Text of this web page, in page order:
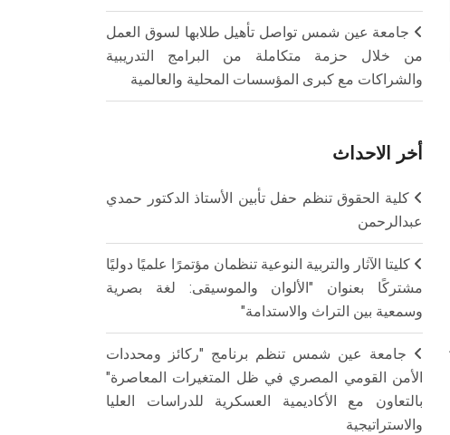
جامعة عين شمس تواصل تأهيل طلابها لسوق العمل
من خلال حزمة متكاملة من البرامج التدريبية
والشراكات مع كبرى المؤسسات المحلية والعالمية
أخر الاحداث
كلية الحقوق تنظم حفل تأبين الأستاذ الدكتور حمدي
عبدالرحمن
كليتا الآثار والتربية النوعية تنظمان مؤتمرًا علميًا دوليًا
مشتركًا بعنوان "الألوان والموسيقى: لغة بصرية
وسمعية بين التراث والاستدامة"
جامعة عين شمس تنظم برنامج "ركائز ومحددات
الأمن القومي المصري في ظل المتغيرات المعاصرة"
بالتعاون مع الأكاديمية العسكرية للدراسات العليا
والاستراتيجية